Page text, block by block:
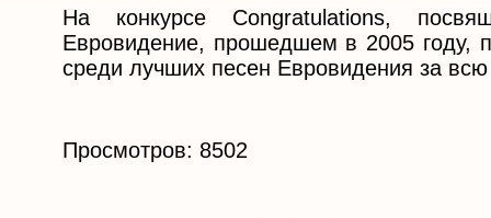
На конкурсе Congratulations,
Евровидение, прошедшем в 2005 году,
среди лучших песен Евровидения за
Просмотров: 8502